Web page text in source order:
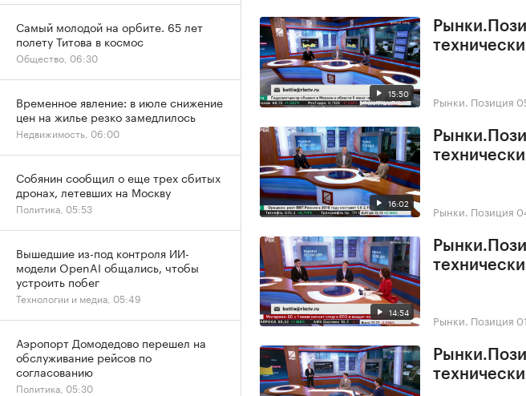
15:50 Рынки. Позиция
16:02 Рынки. Позиция
14:54 Рынки. Позиция
Самый молодой на орбите. 65 лет
полету Титова в космос
Общество, 06:30
Временное явление: в июле снижение
цен на жилье резко замедлилось
Недвижимость, 06:00
Собянин сообщил о еще трех сбитых
дронах, летевших на Москву
Политика, 05:53
Вышедшие из-под контроля ИИ-
модели OpenAI общались, чтобы
устроить побег
Технологии и медиа, 05:49
Аэропорт Домодедово перешел на
обслуживание рейсов по
согласованию
Политика, 05:30